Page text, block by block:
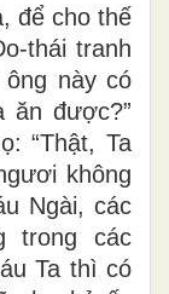
để cho thế
thái tranh
ông này có
ăn được?”
“Thật, Ta
không
Ngài, các
trong các
Ta thì có